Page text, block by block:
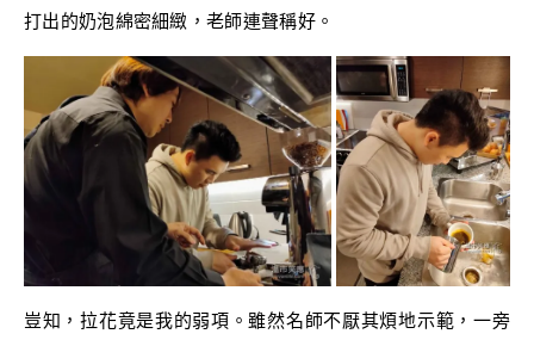
打出的奶泡綿密細緻，老師連聲稱好。
豈知，拉花竟是我的弱項。雖然名師不厭其煩地示範，一旁